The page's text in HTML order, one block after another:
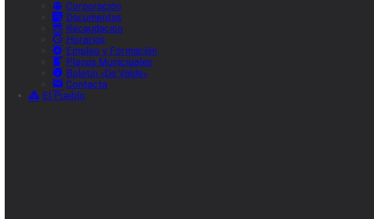
Corporación
Documentos
Recaudación
Horarios
Empleo y Formación
Plenos Municipales
Boletín «De Valde»
Contacta
El Pueblo